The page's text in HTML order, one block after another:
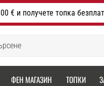
€ и получете топка
ФЕН МАГАЗИН ТОПКИ